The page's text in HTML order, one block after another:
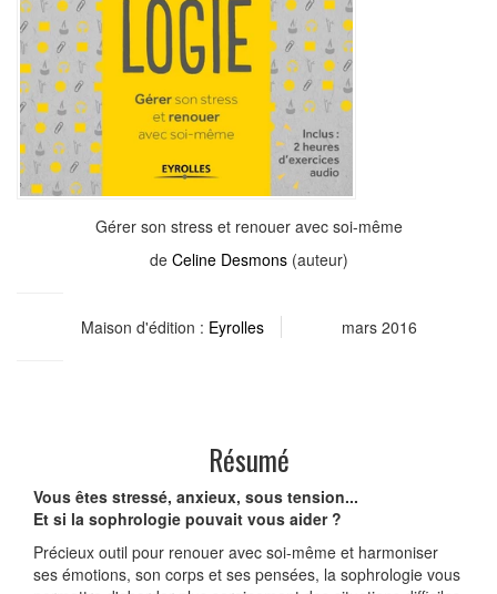
Gérer son stress et renouer avec soi-même
de Celine Desmons(auteur)
Maison d'édition : Eyrolles mars 2016
Résumé
Vous êtes stressé, anxieux, sous tension...
Et si la sophrologie pouvait vous aider ?
Précieux outil pour renouer avec soi-même et harmoniser
ses émotions, son corps et ses pensées, la sophrologie vous